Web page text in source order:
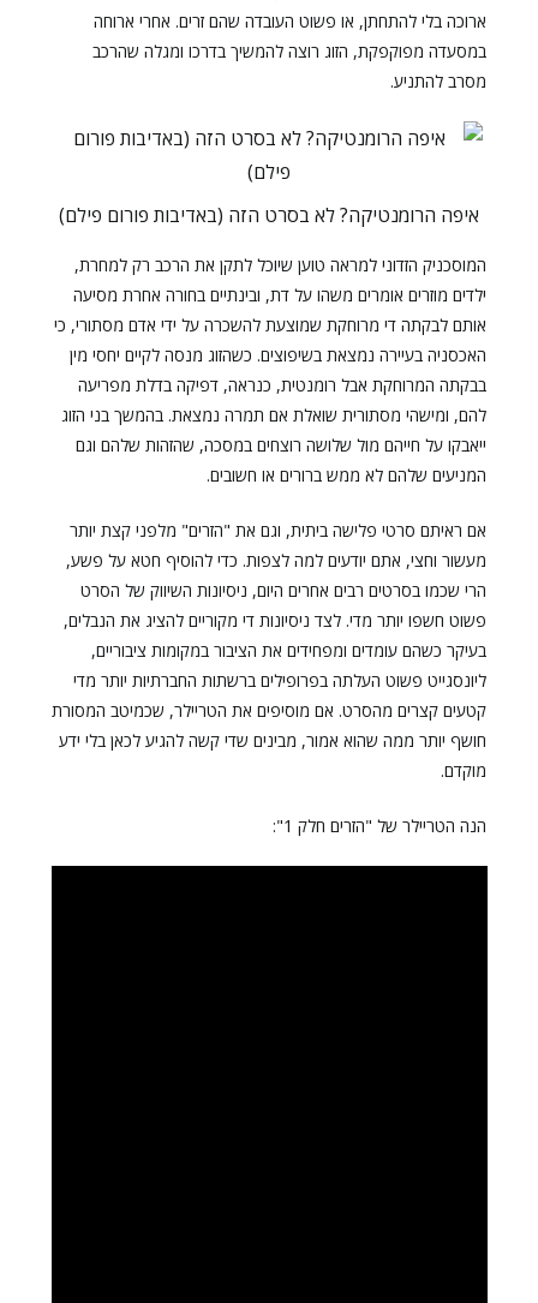
ארוכה בלי להתחתן, או פשוט העובדה שהם זרים. אחרי ארוחה
במסעדה מפוקפקת, הזוג רוצה להמשיך בדרכו ומגלה שהרכב
מסרב להתניע.
איפה הרומנטיקה? לא בסרט הזה (באדיבות פורום פילם)
המוסכניק הזדוני למראה טוען שיוכל לתקן את הרכב רק למחרת,
ילדים מוזרים אומרים משהו על דת, ובינתיים בחורה אחרת מסיעה
אותם לבקתה די מרוחקת שמוצעת להשכרה על ידי אדם מסתורי, כי
האכסניה בעיירה נמצאת בשיפוצים. כשהזוג מנסה לקיים יחסי מין
בבקתה המרוחקת אבל רומנטית, כנראה, דפיקה בדלת מפריעה
להם, ומישהי מסתורית שואלת אם תמרה נמצאת. בהמשך בני הזוג
ייאבקו על חייהם מול שלושה רוצחים במסכה, שהזהות שלהם וגם
המניעים שלהם לא ממש ברורים או חשובים.
אם ראיתם סרטי פלישה ביתית, וגם את "הזרים" מלפני קצת יותר
מעשור וחצי, אתם יודעים למה לצפות. כדי להוסיף חטא על פשע,
הרי שכמו בסרטים רבים אחרים היום, ניסיונות השיווק של הסרט
פשוט חשפו יותר מדי. לצד ניסיונות די מקוריים להציג את הנבלים,
בעיקר כשהם עומדים ומפחידים את הציבור במקומות ציבוריים,
ליונסגייט פשוט העלתה בפרופילים ברשתות החברתיות יותר מדי
קטעים קצרים מהסרט. אם מוסיפים את הטריילר, שכמיטב המסורת
חושף יותר ממה שהוא אמור, מבינים שדי קשה להגיע לכאן בלי ידע
מוקדם.
הנה הטריילר של "הזרים חלק 1":